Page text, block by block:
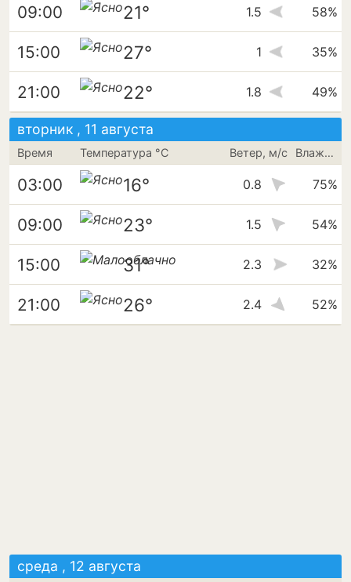
09:00 21° 1.5 58%
15:00 27° 1 35%
21:00 22° 1.8 49%
вторник , 11 августа
Время Температура °C Ветер, м/с Влажность
03:00 16° 0.8 75%
09:00 23° 1.5 54%
15:00 31° 2.3 32%
21:00 26° 2.4 52%
среда , 12 августа